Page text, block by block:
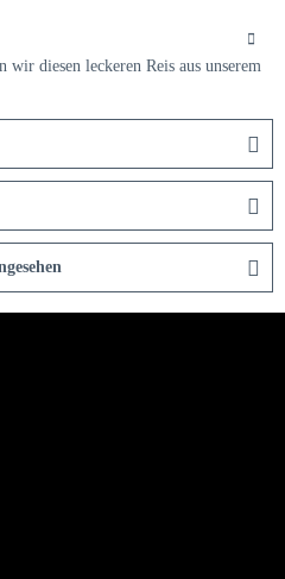
wir diesen leckeren Reis aus unserem